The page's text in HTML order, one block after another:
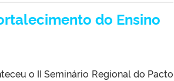
do Ensino
o II Seminário Regional do Pacto